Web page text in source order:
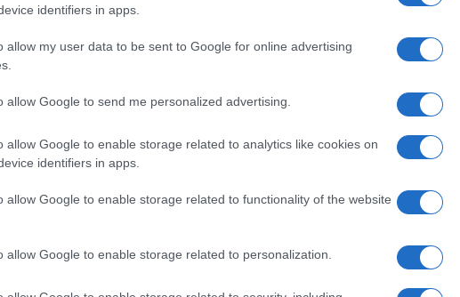
identifiers in apps.
allow my user data to be sent to Google for online advertising
allow Google to send me personalized advertising.
allow Google to enable storage related to analytics like cookies on
identifiers in apps.
allow Google to enable storage related to functionality of the website
allow Google to enable storage related to personalization.
του ΠΑΣΟΚ-Κινήματος Αλλαγής, Νίκος Ανδρουλάκης,